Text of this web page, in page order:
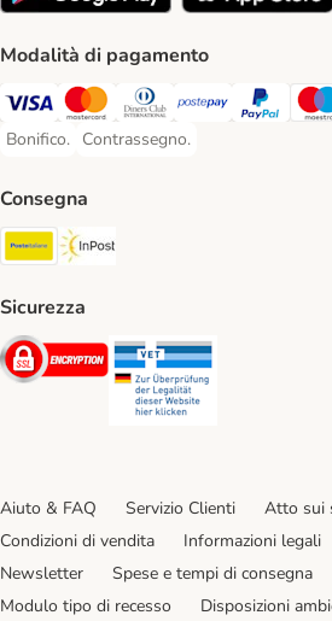
Modalità di pagamento
Visa. Payment Method
Mastercard. Payment Method
Diners Club. Payment
Postepay. Payment
PayPal.
Bonifico.
Bonifico. Payment Method
Contrassegno.
Contrassegno. Payment Method
Consegna
Poste Italiane. Shipping Method
Sicurezza
Security
Aiuto & FAQ Servizio Clienti
Atto sui
Condizioni di vendita
Informazioni legali
Newsletter
Spese e tempi di consegna
Modulo tipo di recesso
Disposizioni